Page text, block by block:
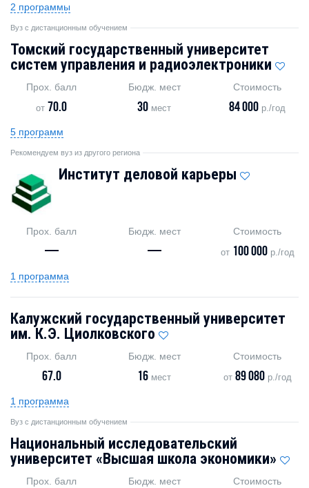
2 программы
Вуз с дистанционным обучением
Томский государственный университет
систем управления и радиоэлектроники
Прох. балл
от 70.0
Бюдж. мест
30 мест
Стоимость
84 000 р./год
5 программ
Рекомендуем вуз из другого региона
Институт деловой карьеры
Прох. балл
—
Бюдж. мест
—
Стоимость
от 100 000р./год
1 программа
Калужский государственный университет
им. К.Э. Циолковского
Прох. балл
67.0
Бюдж. мест
16 мест
Стоимость
от 89 080р./год
1 программа
Вуз с дистанционным обучением
Национальный исследовательский
университет «Высшая школа экономики»
Прох. балл Бюдж. мест Стоимость